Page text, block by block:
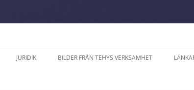
JURIDIK BILDER FRÅN TEHYS VERKSAMHET